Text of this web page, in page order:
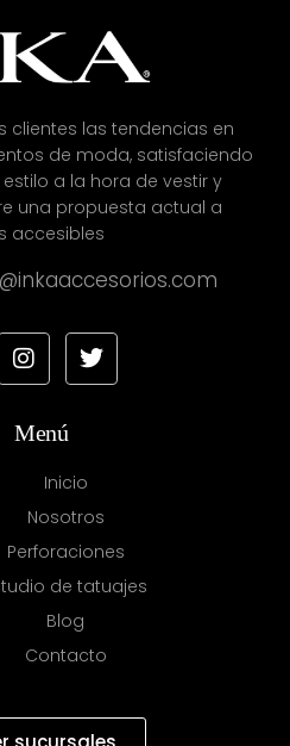
clientes las tendencias en
de moda, satisfaciendo
a la hora de vestir y
una propuesta actual a
accesibles
Menú
Inicio
Nosotros
Perforaciones
de tatuajes
Blog
Contacto